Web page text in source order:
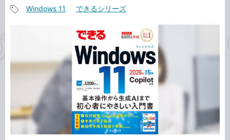
事
リ
Windows 11 できるシリーズ